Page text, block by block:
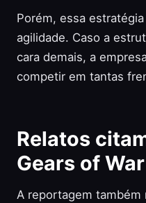
Porém, essa
agilidade. Caso a
cara demais, a
competir em tantas
Relatos
Gears of
A reportagem também